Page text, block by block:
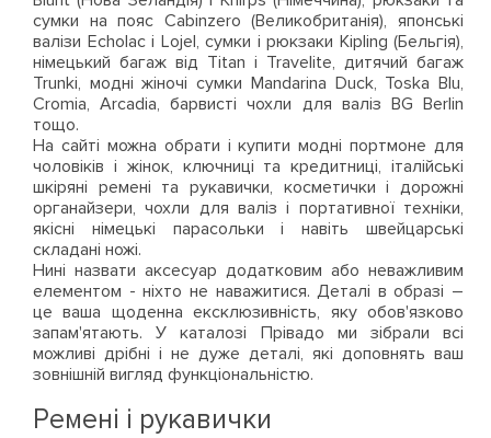
сумки на пояс Cabinzero (Великобританія), японські
валізи Echolac і Lojel, сумки і рюкзаки Kipling (Бельгія),
німецький багаж від Titan і Travelite, дитячий багаж
Trunki, модні жіночі сумки Mandarina Duck, Toska Blu,
Cromia, Arcadia, барвисті чохли для валіз BG Berlin
тощо.
На сайті можна обрати і купити модні портмоне для
чоловіків і жінок, ключниці та кредитниці, італійські
шкіряні ремені та рукавички, косметички і дорожні
органайзери, чохли для валіз і портативної техніки,
якісні німецькі парасольки і навіть швейцарські
складані ножі.
Нині назвати аксесуар додатковим або неважливим
елементом - ніхто не наважитися. Деталі в образі –
це ваша щоденна ексклюзивність, яку обов'язково
запам'ятають. У каталозі Прівадо ми зібрали всі
можливі дрібні і не дуже деталі, які доповнять ваш
зовнішній вигляд функціональністю.
Ремені і рукавички